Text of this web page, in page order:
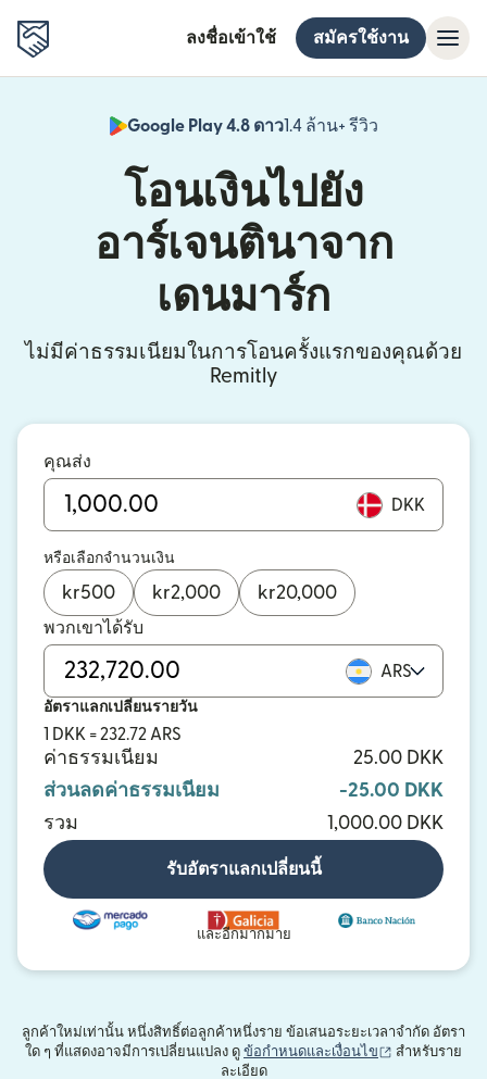
ลงชื่อเข้าใช้ สมัครใช้งาน
Google Play 4.8 ดาว1.4 ล้าน+ รีวิว
(เปิดในหน้าต่
โอนเงินไปยัง
อาร์เจนตินาจาก
เดนมาร์ก
ไม่มีค่าธรรมเนียมในการโอนครั้งแรกของคุณด้วย
Remitly
คุณส่ง
DKK
หรือเลือกจำนวนเงิน
kr500 kr2,000 kr20,000
พวกเขาได้รับ
ARS
อัตราแลกเปลี่ยนรายวัน
1 DKK = 232.72 ARS
ค่าธรรมเนียม
25.00 DKK
ส่วนลดค่าธรรมเนียม
-25.00 DKK
รวม
1,000.00 DKK
รับอัตราแลกเปลี่ยนนี้
และอีกมากมาย
ลูกค้าใหม่เท่านั้น หนึ่งสิทธิ์ต่อลูกค้าหนึ่งราย ข้อเสนอระยะเวลาจำกัด อัตรา
ใด ๆ ที่แสดงอาจมีการเปลี่ยนแปลง ดู ข้อกำหนดและเงื่อนไข (เปิดในหน้าต่า
สำหรับราย
ละเอียด